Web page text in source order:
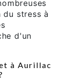
du stress à
d'un
à Aurillac